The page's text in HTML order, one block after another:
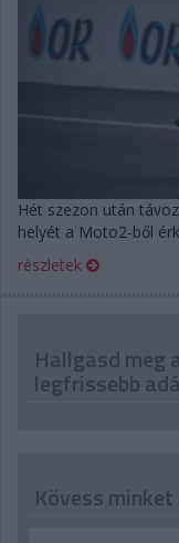
Hét szezon után
helyét a Moto2-ből
részletek
Hallgasd meg
legfrissebb
Kövess